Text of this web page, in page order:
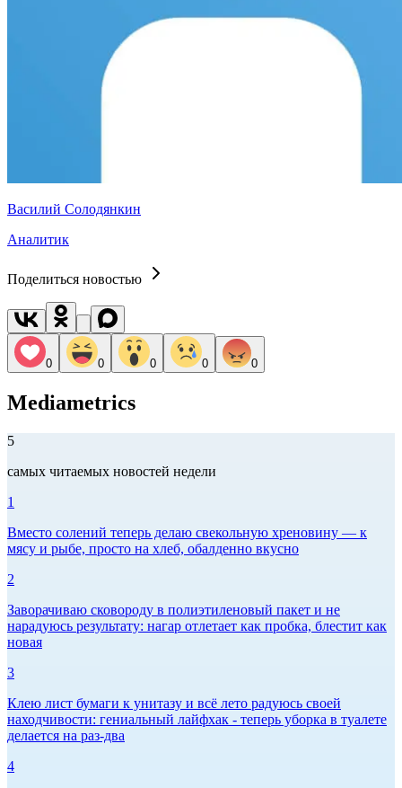
Василий Солодянкин
Аналитик
Поделиться новостью
0 0 0 0 0
Mediametrics
5
самых читаемых новостей недели
1
Вместо солений теперь делаю свекольную хреновину — к
мясу и рыбе, просто на хлеб, обалденно вкусно
2
Заворачиваю сковороду в полиэтиленовый пакет и не
нарадуюсь результату: нагар отлетает как пробка, блестит как
новая
3
Клею лист бумаги к унитазу и всё лето радуюсь своей
находчивости: гениальный лайфхак - теперь уборка в туалете
делается на раз-два
4